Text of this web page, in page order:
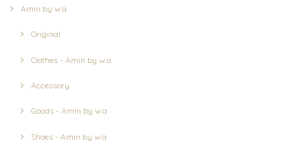
Amin by w.a
Original
Clothes - Amin by w.a
Accessory
Goods - Amin by w.a
Shoes - Amin by w.a